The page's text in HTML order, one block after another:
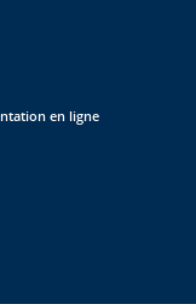
en ligne